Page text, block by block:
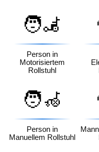
🧑‍🦼
Person in
Motorisiertem
Rollstuhl
🧑‍🦽
Person in
Manuellem Rollstuhl